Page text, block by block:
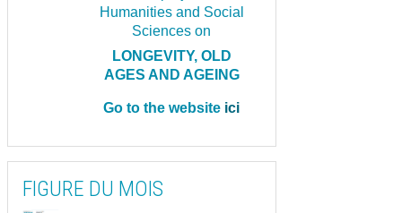
Humanities and Social
Sciences on
LONGEVITY, OLD
AGES AND AGEING
Go to the website ici
FIGURE DU MOIS